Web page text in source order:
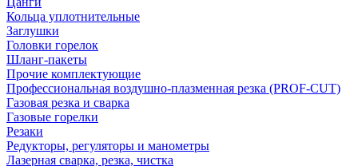
Кольца уплотнительные
Заглушки
Головки горелок
Шланг-пакеты
Прочие комплектующие
Профессиональная воздушно-плазменная резка (PROF-CUT)
Газовая резка и сварка
Газовые горелки
Резаки
Редукторы, регуляторы и манометры
Лазерная сварка, резка, чистка